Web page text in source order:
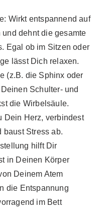
Wirkt entspannend auf
dehnt die gesamte
Egal ob im Sitzen oder
lässt Dich relaxen.
(z.B. die Sphinx oder
Schulter- und
die Wirbelsäule.
Dein Herz, verbindest
baust Stress ab.
hilft Dir
in Deinen Körper
Deinem Atem
die Entspannung
im Bett